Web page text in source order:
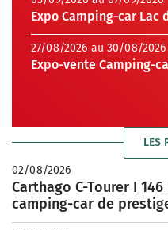
Expo Camping-car Lac
27/08/2026 au 30/08/2026
Expo-vente Camping-
LES
02/08/2026
Carthago C-Tourer I
camping-car de